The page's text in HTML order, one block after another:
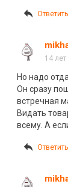
Ответить
14
Но надо
Он сразу
встречная
Видать
всему. А
Ответить